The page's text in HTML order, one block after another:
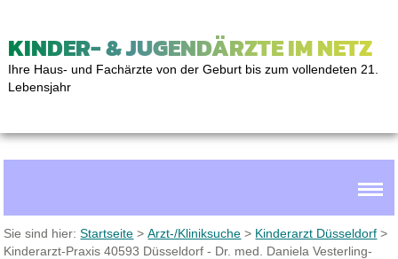
KINDER- & JUGENDÄRZTE IM NETZ
Ihre Haus- und Fachärzte von der Geburt bis zum vollendeten 21.
Lebensjahr
Sie sind hier:Startseite >Arzt-/Kliniksuche > Kinderarzt Düsseldorf >
Kinderarzt-Praxis 40593 Düsseldorf - Dr. med. Daniela Vesterling-